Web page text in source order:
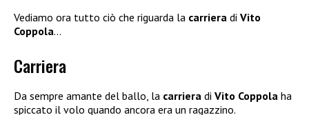
Vediamo ora tutto ciò che riguarda la carriera di Vito
Coppola…
Carriera
Da sempre amante del ballo, la carriera di Vito Coppola ha
spiccato il volo quando ancora era un ragazzino.